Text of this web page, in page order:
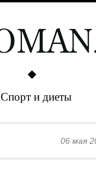
Спорт и диеты
06 мая